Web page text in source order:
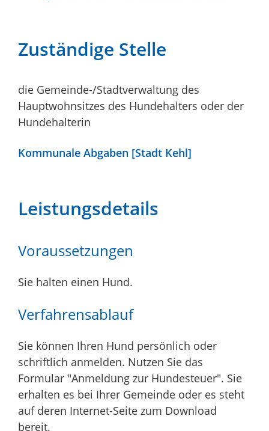
Zuständige Stelle
die Gemeinde-/Stadtverwaltung des
Hauptwohnsitzes des Hundehalters oder der
Hundehalterin
Kommunale Abgaben [Stadt Kehl]
Leistungsdetails
Voraussetzungen
Sie halten einen Hund.
Verfahrensablauf
Sie können Ihren Hund persönlich oder
schriftlich anmelden. Nutzen Sie das
Formular "Anmeldung zur Hundesteuer". Sie
erhalten es bei Ihrer Gemeinde oder es steht
auf deren Internet-Seite zum Download
bereit.